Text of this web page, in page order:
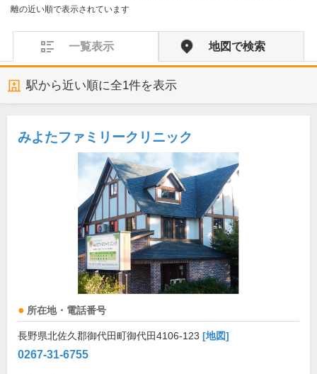
離の近い順で表示されています
一覧表示 地図で検索
駅から近い順に全1件を表示
みよたファミリークリニック
所在地・電話番号
長野県北佐久郡御代田町御代田4106-123 [地図]
0267-31-6755